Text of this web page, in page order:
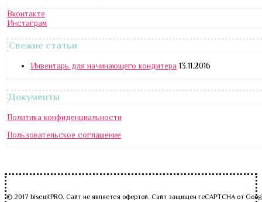
Вконтакте
Инстаграм
Свежие статьи
Инвентарь для начинающего кондитера 13.11.2016
Документы
Политика конфиденциальности
Пользовательское соглашение
© 2017 biscuitPRO. Сайт не является офертой. Сайт защищен reCAPTCHA от